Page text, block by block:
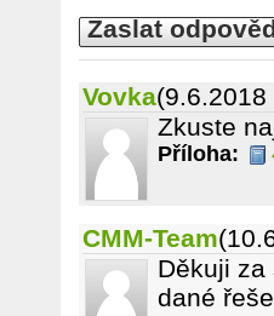
Zaslat
Vovka(9.6.2018
Zkuste
Příloha:
CMM-Team
Děkuji za
dané